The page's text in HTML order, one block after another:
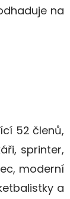
na
52 členů,
sprinter,
moderní
a